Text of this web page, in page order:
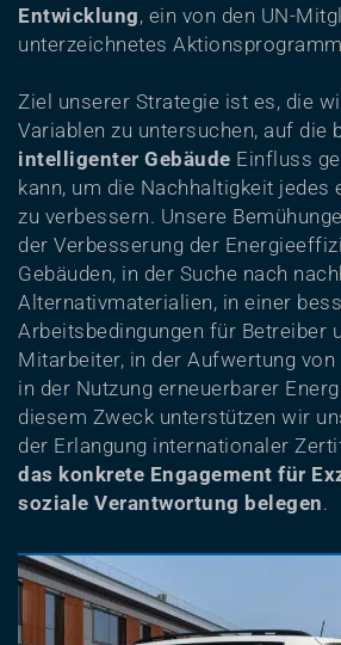
Entwicklung, ein von den UN-
unterzeichnetes
Ziel unserer Strategie ist es, die
Variablen zu untersuchen, auf die
intelligenter Gebäude Einfluss
kann, um die Nachhaltigkeit jedes
zu verbessern. Unsere
der Verbesserung der
Gebäuden, in der Suche nach
Alternativmaterialien, in einer
Arbeitsbedingungen für Betreiber
Mitarbeiter, in der Aufwertung von
in der Nutzung erneuerbarer
diesem Zweck unterstützen wir
der Erlangung internationaler
das konkrete Engagement für
soziale Verantwortung belegen.